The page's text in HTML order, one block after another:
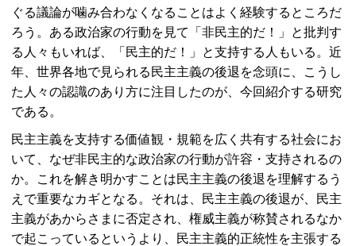
ぐる議論が噛み合わなくなることはよく経験するところだ
ろう。ある政治家の行動を見て「非民主的だ！」と批判す
る人々もいれば、「民主的だ！」と支持する人もいる。近
年、世界各地で見られる民主主義の後退を念頭に、こうし
た人々の認識のあり方に注目したのが、今回紹介する研究
である。
民主主義を支持する価値観・規範を広く共有する社会にお
いて、なぜ非民主的な政治家の行動が許容・支持されるの
か。これを解き明かすことは民主主義の後退を理解するう
えで重要なカギとなる。それは、民主主義の後退が、民主
主義があからさまに否定され、権威主義が称賛されるなか
で起こっているというより、民主主義的正統性を主張する